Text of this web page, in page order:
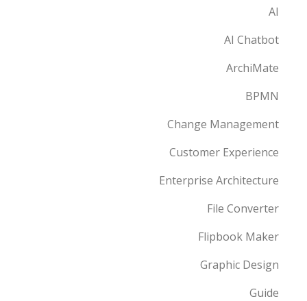
AI
AI Chatbot
ArchiMate
BPMN
Change Management
Customer Experience
Enterprise Architecture
File Converter
Flipbook Maker
Graphic Design
Guide